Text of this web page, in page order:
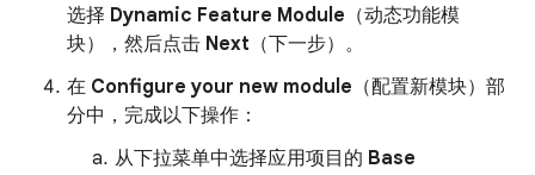
选择 Dynamic Feature Module （动态功能模
块），然后点击 Next （下一步）。
在 Configure your new module （配置新模块）部
分中，完成以下操作：
从下拉菜单中选择应用项目的 Base